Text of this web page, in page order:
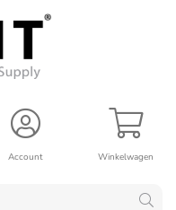
Winkelwagen
Account